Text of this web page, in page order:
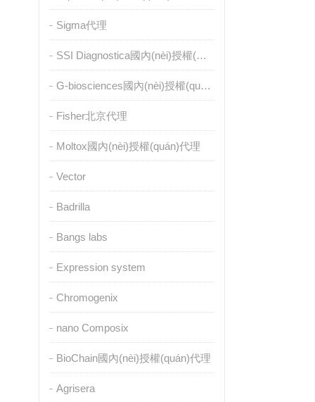
Sigma代理
SSI Diagnostica國內(nèi)授權(quán)代理
G-biosciences國內(nèi)授權(quán)代理
Fisher北京代理
Moltox國內(nèi)授權(quán)代理
Vector
Badrilla
Bangs labs
Expression system
Chromogenix
nano Composix
BioChain國內(nèi)授權(quán)代理
Agrisera